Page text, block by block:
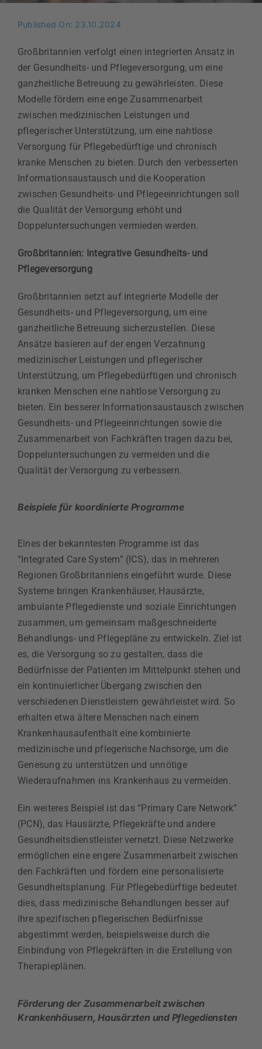
Published On: 23.10.2024
Großbritannien verfolgt einen integrierten Ansatz in
der Gesundheits- und Pflegeversorgung, um eine
ganzheitliche Betreuung zu gewährleisten. Diese
Modelle fördern eine enge Zusammenarbeit
zwischen medizinischen Leistungen und
pflegerischer Unterstützung, um eine nahtlose
Versorgung für Pflegebedürftige und chronisch
kranke Menschen zu bieten. Durch den verbesserten
Informationsaustausch und die Kooperation
zwischen Gesundheits- und Pflegeeinrichtungen soll
die Qualität der Versorgung erhöht und
Doppeluntersuchungen vermieden werden.
Großbritannien: Integrative Gesundheits- und
Pflegeversorgung
Großbritannien setzt auf integrierte Modelle der
Gesundheits- und Pflegeversorgung, um eine
ganzheitliche Betreuung sicherzustellen. Diese
Ansätze basieren auf der engen Verzahnung
medizinischer Leistungen und pflegerischer
Unterstützung, um Pflegebedürftigen und chronisch
kranken Menschen eine nahtlose Versorgung zu
bieten. Ein besserer Informationsaustausch zwischen
Gesundheits- und Pflegeeinrichtungen sowie die
Zusammenarbeit von Fachkräften tragen dazu bei,
Doppeluntersuchungen zu vermeiden und die
Qualität der Versorgung zu verbessern.
Beispiele für koordinierte Programme
Eines der bekanntesten Programme ist das
“Integrated Care System” (ICS), das in mehreren
Regionen Großbritanniens eingeführt wurde. Diese
Systeme bringen Krankenhäuser, Hausärzte,
ambulante Pflegedienste und soziale Einrichtungen
zusammen, um gemeinsam maßgeschneiderte
Behandlungs- und Pflegepläne zu entwickeln. Ziel ist
es, die Versorgung so zu gestalten, dass die
Bedürfnisse der Patienten im Mittelpunkt stehen und
ein kontinuierlicher Übergang zwischen den
verschiedenen Dienstleistern gewährleistet wird. So
erhalten etwa ältere Menschen nach einem
Krankenhausaufenthalt eine kombinierte
medizinische und pflegerische Nachsorge, um die
Genesung zu unterstützen und unnötige
Wiederaufnahmen ins Krankenhaus zu vermeiden.
Ein weiteres Beispiel ist das “Primary Care Network”
(PCN), das Hausärzte, Pflegekräfte und andere
Gesundheitsdienstleister vernetzt. Diese Netzwerke
ermöglichen eine engere Zusammenarbeit zwischen
den Fachkräften und fördern eine personalisierte
Gesundheitsplanung. Für Pflegebedürftige bedeutet
dies, dass medizinische Behandlungen besser auf
ihre spezifischen pflegerischen Bedürfnisse
abgestimmt werden, beispielsweise durch die
Einbindung von Pflegekräften in die Erstellung von
Therapieplänen.
Förderung der Zusammenarbeit zwischen
Krankenhäusern, Hausärzten und Pflegediensten